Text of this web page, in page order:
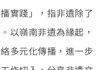
實踐」，指非遺除了
嶺南非遺為緣起，
多元化傳播，進一步